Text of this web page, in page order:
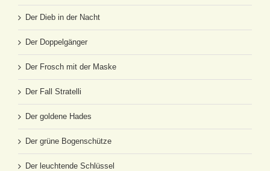
Der Dieb in der Nacht
Der Doppelgänger
Der Frosch mit der Maske
Der Fall Stratelli
Der goldene Hades
Der grüne Bogenschütze
Der leuchtende Schlüssel